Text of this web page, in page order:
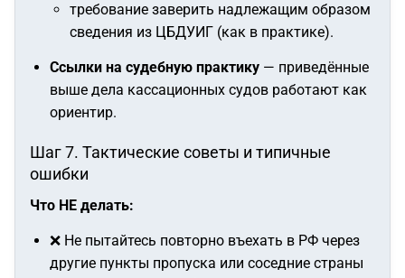
требование заверить надлежащим образом
сведения из ЦБДУИГ (как в практике).
Ссылки на судебную практику — приведённые
выше дела кассационных судов работают как
ориентир.
Шаг 7. Тактические советы и типичные
ошибки
Что НЕ делать:
❌ Не пытайтесь повторно въехать в РФ через
другие пункты пропуска или соседние страны